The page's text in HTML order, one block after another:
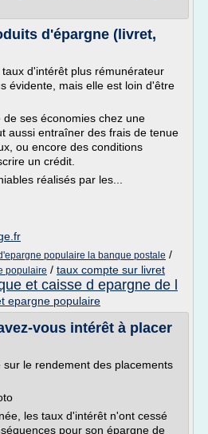
d'épargne (livret,
d'intérêt plus rémunérateur
évidente, mais elle est loin d'être
ses économies chez une
aussi entraîner des frais de tenue
ou encore des conditions
un crédit.
réalisés par les...
populaire la banque postale /
populaire / taux compte sur livret
et caisse d epargne de l
epargne populaire
vous intérêt à placer
le rendement des placements
les taux d'intérêt n'ont cessé
pour son épargne de